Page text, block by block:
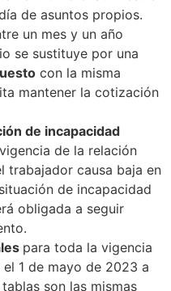
de asuntos propios.
un mes y un año
se sustituye por una
con la misma
mantener la cotización
de incapacidad
de la relación
trabajador causa baja en
de incapacidad
obligada a seguir
para toda la vigencia
1 de mayo de 2023 a
son las mismas